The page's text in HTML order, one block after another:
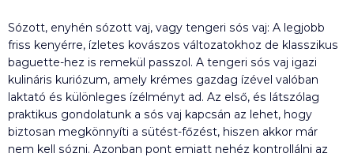
Sózott, enyhén sózott vaj, vagy tengeri sós vaj: A legjobb
friss kenyérre, ízletes kovászos változatokhoz de klasszikus
baguette-hez is remekül passzol. A tengeri sós vaj igazi
kulináris kuriózum, amely krémes gazdag ízével valóban
laktató és különleges ízélményt ad. Az első, és látszólag
praktikus gondolatunk a sós vaj kapcsán az lehet, hogy
biztosan megkönnyíti a sütést-főzést, hiszen akkor már
nem kell sózni. Azonban pont emiatt nehéz kontrollálni az